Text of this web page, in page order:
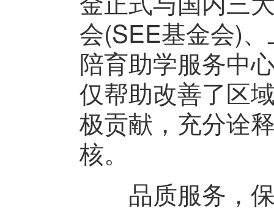
会(SEE基金会)
陪育助学服务中
仅帮助改善了区
极贡献，充分诠
核。
品质服务，保